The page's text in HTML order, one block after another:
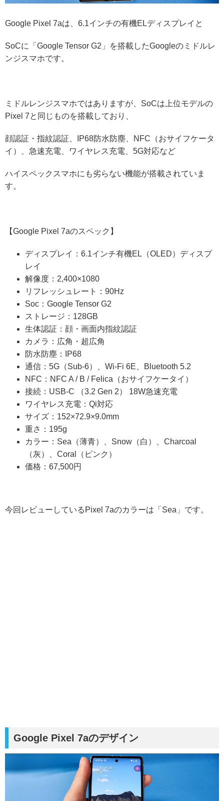
Google Pixel 7aは、6.1インチの有機ELディスプレイと
SoCに「Google Tensor G2」を搭載したGoogleのミドルレ
ンジスマホです。
ミドルレンジスマホではありますが、SoCは上位モデルの
Pixel 7と同じものを搭載しており、
顔認証・指紋認証、IP68防水防塵、NFC（おサイフケータ
イ）、急速充電、ワイヤレス充電、5G対応など
ハイスペックスマホにも劣らない機能が搭載されていま
す。
【Google Pixel 7aのスペック】
ディスプレイ：6.1インチ有機EL（OLED）ディスプ
レイ
解像度：2,400×1080
リフレッシュレート：90Hz
Soc：Google Tensor G2
ストレージ：128GB
生体認証：顔・画面内指紋認証
カメラ：広角・超広角
防水防塵：IP68
通信：5G（Sub-6）、Wi-Fi 6E、Bluetooth 5.2
NFC：NFC A / B / Felica（おサイフケータイ）
接続：USB-C （3.2 Gen 2） 18W急速充電
ワイヤレス充電：Qi対応
サイズ：152×72.9×9.0mm
重さ：195g
カラー：Sea（薄青）、Snow（白）、Charcoal
（灰）、Coral（ピンク）
価格：67,500円
今回レビューしているPixel 7aのカラーは「Sea」です。
Google Pixel 7aのデザイン